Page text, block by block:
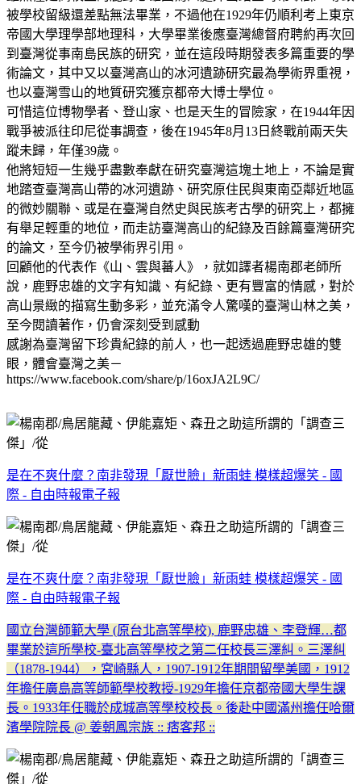
被學校留級還差點無法畢業，不過他在1929年仍順利考上東京
帝國大學理學部地理科，大學畢業後應臺灣總督府聘約再次回
到臺灣從事南島民族的研究，並在這段時期發表多篇重要的學
術論文，其中又以臺灣高山的冰河遺跡研究最為學術界重視，
也以臺灣雪山的地質研究獲京都帝大博士學位。
可惜這位博物學者、登山家、也是天生的冒險家，在1944年因
戰爭被派往印尼從事調查，後在1945年8月13日終戰前兩天失
蹤未歸，年僅39歲。
他將短短一生幾乎盡數奉獻在研究臺灣這塊土地上，不論是實
地踏查臺灣高山帶的冰河遺跡、研究原住民與東南亞鄰近地區
的微妙關聯、或是在臺灣自然史與民族考古學的研究上，都擁
有舉足輕重的地位，而走訪臺灣高山的紀錄及百餘篇臺灣研究
的論文，至今仍被學術界引用。
回顧他的代表作《山、雲與蕃人》，就如譯者楊南郡老師所
說，鹿野忠雄的文字有知識、有紀錄、更有豐富的情感，對於
高山景緻的描寫生動多彩，並充滿令人驚嘆的臺灣山林之美，
至今閱讀著作，仍會深刻受到感動
感謝為臺灣留下珍貴紀錄的前人，也一起透過鹿野忠雄的雙
眼，體會臺灣之美－
https://www.facebook.com/share/p/16oxJA2L9C/
是在不爽什麼？南非發現「厭世臉」新雨蛙 模樣超爆笑 - 國
際 - 自由時報電子報
是在不爽什麼？南非發現「厭世臉」新雨蛙 模樣超爆笑 - 國
際 - 自由時報電子報
國立台灣師範大學 (原台北高等學校), 鹿野忠雄、李登輝…都
畢業於這所學校-臺北高等學校之第二任校長三澤糾。三澤糾
（1878-1944），宮崎縣人，1907-1912年期間留學美國，1912
年擔任廣島高等師範學校教授-1929年擔任京都帝國大學生課
長。1933年任職於成城高等學校校長。後赴中國滿州擔任哈爾
濱學院院長 @ 姜朝鳳宗族 :: 痞客邦 ::